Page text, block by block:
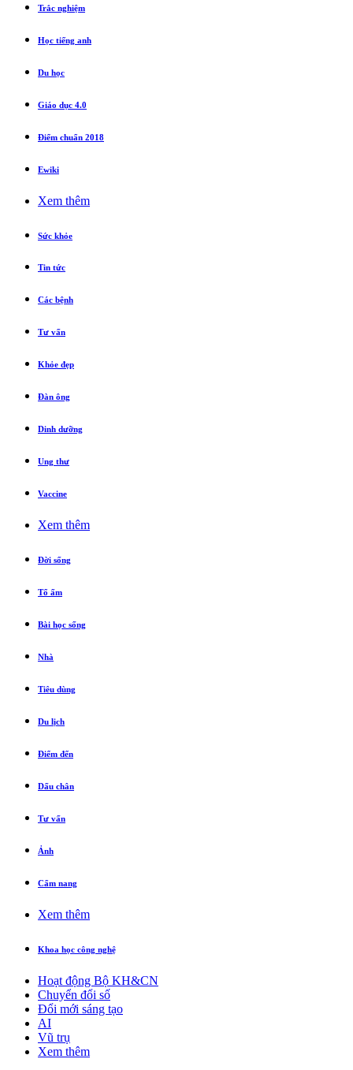
Trắc nghiệm
Học tiếng anh
Du học
Giáo dục 4.0
Điểm chuẩn 2018
Ewiki
Xem thêm
Sức khỏe
Tin tức
Các bệnh
Tư vấn
Khỏe đẹp
Đàn ông
Dinh dưỡng
Ung thư
Vaccine
Xem thêm
Đời sống
Tổ ấm
Bài học sống
Nhà
Tiêu dùng
Du lịch
Điểm đến
Dấu chân
Tư vấn
Ảnh
Cẩm nang
Xem thêm
Khoa học công nghệ
Hoạt động Bộ KH&CN
Chuyển đổi số
Đổi mới sáng tạo
AI
Vũ trụ
Xem thêm